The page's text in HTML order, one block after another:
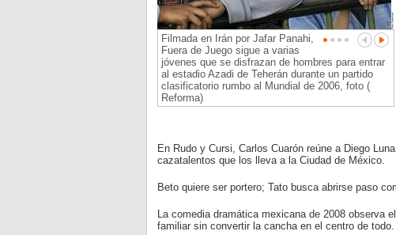
Filmada en Irán por Jafar Panahi,
Fuera de Juego sigue a varias
jóvenes que se disfrazan de hombres para entrar
al estadio Azadi de Teherán durante un partido
clasificatorio rumbo al Mundial de 2006, foto (
Reforma)
En Rudo y Cursi, Carlos Cuarón reúne a Diego
cazatalentos que los lleva a la Ciudad de México.
Beto quiere ser portero; Tato busca abrirse paso
La comedia dramática mexicana de 2008 observa
familiar sin convertir la cancha en el centro de todo.